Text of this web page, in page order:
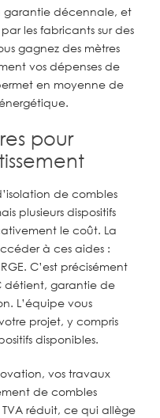
garantie décennale, et
les fabricants sur des
gagnez des mètres
vos dépenses de
en moyenne de
pour
de combles
plusieurs dispositifs
le coût. La
à ces aides :
C’est précisément
détient, garantie de
L’équipe vous
projet, y compris
disponibles.
vos travaux
de combles
réduit, ce qui allège